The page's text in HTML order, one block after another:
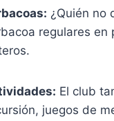
¿Quién no
regulares en
El club
juegos de